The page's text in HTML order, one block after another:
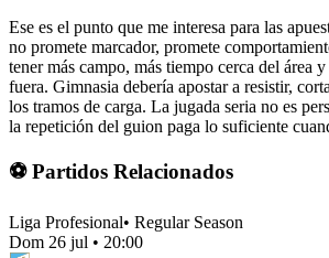
Ese es el punto que me interesa para las
no promete marcador, promete
tener más campo, más tiempo cerca del área
fuera. Gimnasia debería apostar a resistir,
los tramos de carga. La jugada seria no es
la repetición del guion paga lo suficiente
⚽ Partidos Relacionados
Liga Profesional• Regular Season
Dom 26 jul • 20:00